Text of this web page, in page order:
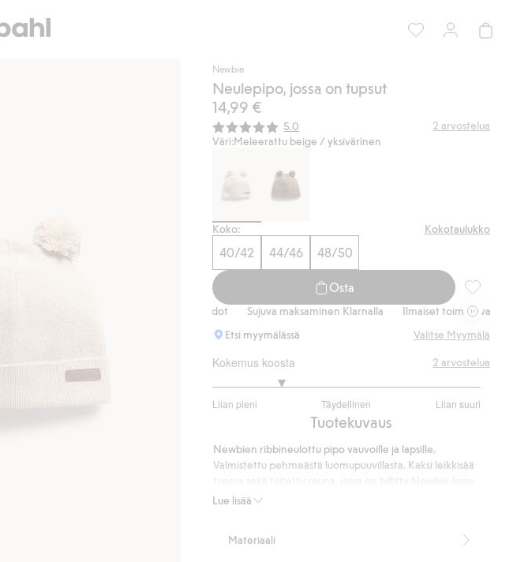
Newbie
Neulepipo, jossa on tupsut
14,99 €
Keskimääräinen luokitus:
5.0 2 arvostelua
Väri:Meleerattu beige / yksivärinen
Koko: Kokotaulukko
40/42 44/46 48/50
Osta
Neulepipo,
Sujuva maksaminen Klarnalla Ilmaiset toimitusvaihtoehdot
Etsi myymälässä
Valitse Myymälä
Kokemus koosta
Liian pieni Täydellinen Liian suuri
/
ääneen
2 arvostelua
Tuotekuvaus
Lue lisää
Newbien ribbineulottu pipo vauvoille ja lapsille.
Valmistettu pehmeästä luomupuuvillasta. Kaksi leikkisää
edessä. Joustava materiaali tekee piposta mukavan
Tuotenumero
Materiaali